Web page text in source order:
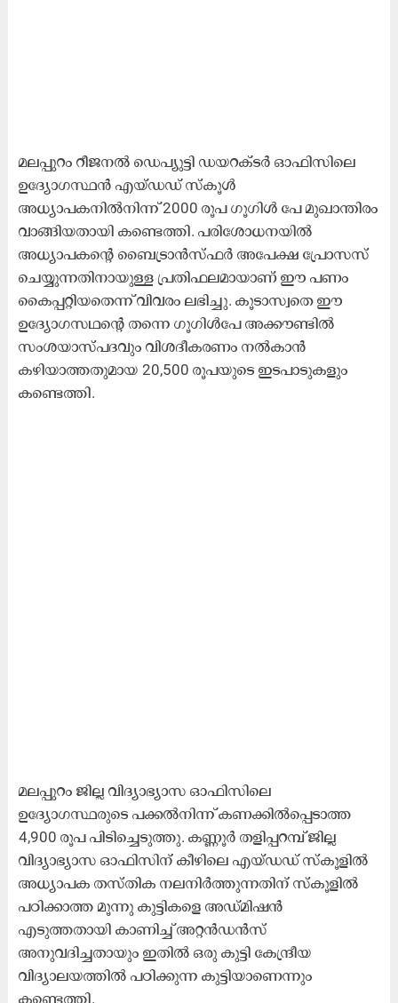
മലപ്പുറം റീജനൽ ഡെപ്യുട്ടി ഡയറക്ടർ ഓഫിസിലെ
ഉദ്യോഗസ്ഥൻ എയ്ഡഡ് സ്കൂൾ
അധ്യാപകനിൽനിന്ന് 2000 രൂപ ഗൂഗിൾ പേ മുഖാന്തിരം
വാങ്ങിയതായി കണ്ടെത്തി. പരിശോധനയിൽ
അധ്യാപകന്‍റെ ബൈട്രാൻസ്ഫർ അപേക്ഷ പ്രോസസ്
ചെയ്യുന്നതിനായുള്ള പ്രതിഫലമായാണ് ഈ പണം
കൈപ്പറ്റിയതെന്ന് വിവരം ലഭിച്ചു. കൂടാസ്വതെ ഈ
ഉദ്യോഗസഥന്‍റെ തന്നെ ഗൂഗിൾപേ അക്കൗണ്ടിൽ
സംശയാസ്പദവും വിശദീകരണം നൽകാൻ
കഴിയാത്തതുമായ 20,500 രൂപയുടെ ഇടപാടുകളും
കണ്ടെത്തി.
മലപ്പുറം ജില്ല വിദ്യാഭ്യാസ ഓഫിസിലെ
ഉദ്യോഗസ്ഥരുടെ പക്കൽനിന്ന് കണക്കിൽപ്പെടാത്ത
4,900 രൂപ പിടിച്ചെടുത്തു. കണ്ണൂർ തളിപ്പറമ്പ് ജില്ല
വിദ്യാഭ്യാസ ഓഫിസിന് കീഴിലെ എയ്ഡഡ് സ്കൂളിൽ
അധ്യാപക തസ്തിക നലനിർത്തുന്നതിന് സ്കൂളിൽ
പഠിക്കാത്ത മൂന്നു കുട്ടികളെ അഡ്മിഷൻ
എടുത്തതായി കാണിച്ച് അറ്റൻഡൻസ്
അനുവദിച്ചതായും ഇതിൽ ഒരു കുട്ടി കേന്ദ്രീയ
വിദ്യാലയത്തിൽ പഠിക്കുന്ന കുട്ടിയാണെന്നും
കണ്ടെത്തി.